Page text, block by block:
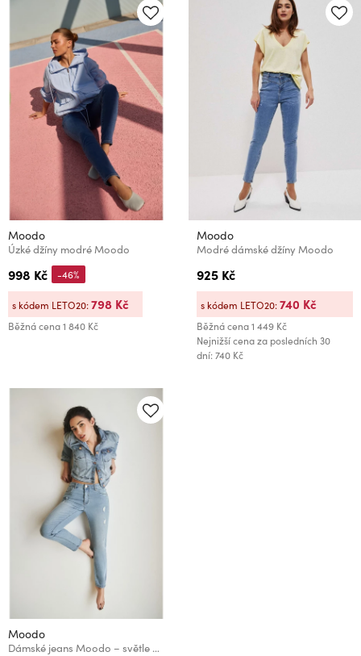
Moodo
Úzké džíny modré Moodo
998 Kč
Běžná cena1 840 Kč
-46%
s kódem LETO20:798 Kč
Moodo
Modré dámské džíny Moodo
925 Kč
Běžná cena1 449 Kč
Nejnižší cena za posledních 30
dní: 740 Kč
s kódem LETO20:740 Kč
Moodo
Dámské jeans Moodo – světle modré